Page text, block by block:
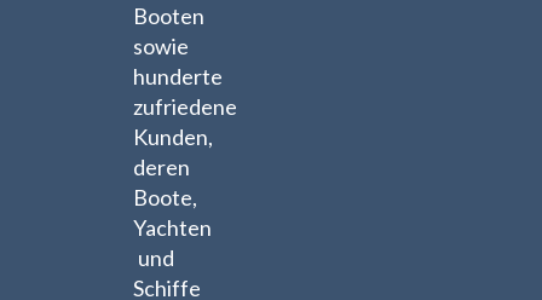
Booten
sowie
hunderte
zufriedene
Kunden,
deren
Boote,
Yachten
und
Schiffe